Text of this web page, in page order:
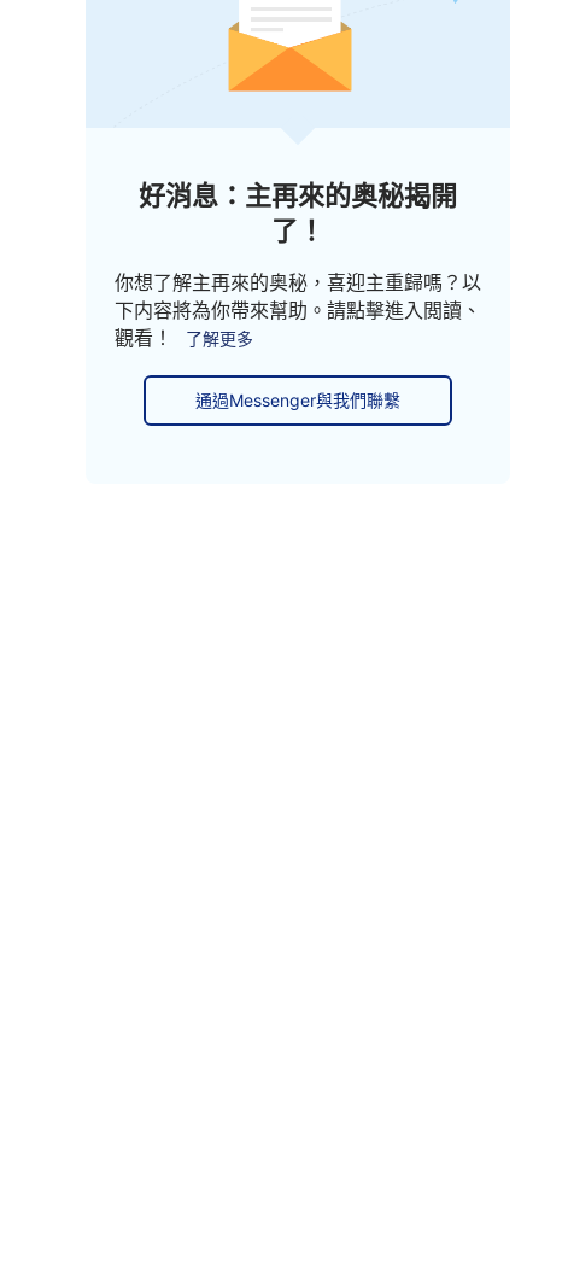
好消息：主再來的奥秘揭開
了！
你想了解主再來的奥秘，喜迎主重歸嗎？以
下内容將為你帶來幫助。請點擊進入閲讀、
觀看！
了解更多
通過Messenger與我們聯繫